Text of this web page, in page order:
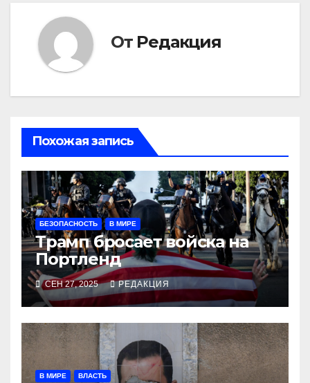
От Редакция
Похожая запись
БЕЗОПАСНОСТЬ В МИРЕ
Трамп бросает войска на
Портленд
СЕН 27, 2025 РЕДАКЦИЯ
В МИРЕ ВЛАСТЬ